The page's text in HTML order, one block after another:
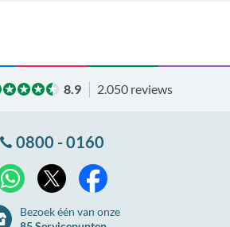
8.9 2.050 reviews
0800 - 0160
WhatsApp
Bezoek één van onze